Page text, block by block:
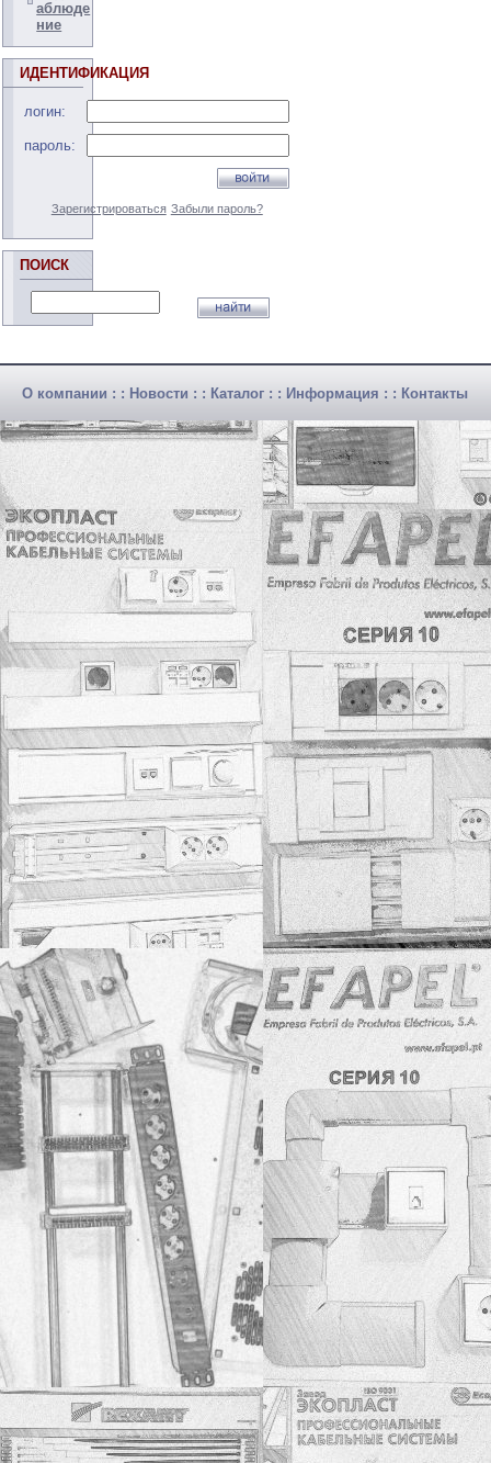
аблюде
ние
ИДЕНТИФИКАЦИЯ
логин:
пароль:
Зарегистрироваться Забыли пароль?
ПОИСК
О компании : : Новости : : Каталог : : Информация : : Контакты